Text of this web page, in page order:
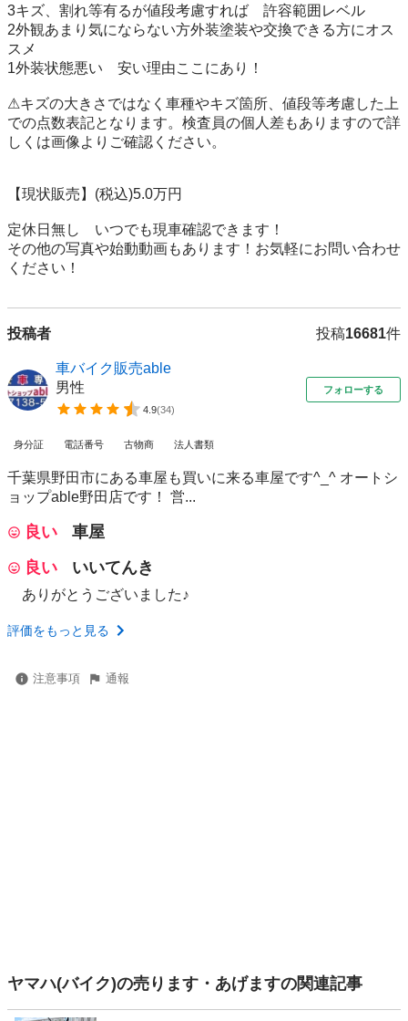
3キズ、割れ等有るが値段考慮すれば　許容範囲レベル
2外観あまり気にならない方外装塗装や交換できる方にオス
スメ
1外装状態悪い　安い理由ここにあり！
⚠︎キズの大きさではなく車種やキズ箇所、値段等考慮した上
での点数表記となります。検査員の個人差もありますので詳
しくは画像よりご確認ください。
【現状販売】(税込)5.0万円
定休日無し　いつでも現車確認できます！
その他の写真や始動動画もあります！お気軽にお問い合わせ
ください！
投稿者 投稿16681件
車バイク販売able
男性
4.9(34)
フォローする
身分証 電話番号 古物商 法人書類
千葉県野田市にある車屋も買いに来る車屋です^_^ オートシ
ョップable野田店です！ 営...
良い
車屋
良い
いいてんき
ありがとうございました♪
評価をもっと見る
注意事項 通報
ヤマハ(バイク)の売ります・あげますの関連記事